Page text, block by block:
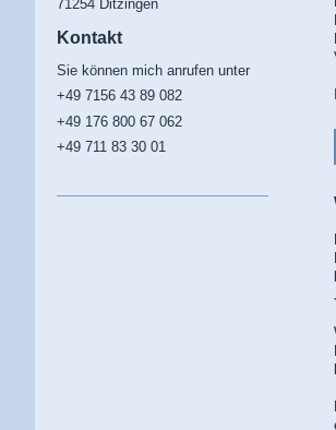
71254 Ditzingen
Kontakt
Sie können mich anrufen unter
+49 7156 43 89 082
+49 176 800 67 062
+49 711 83 30 01